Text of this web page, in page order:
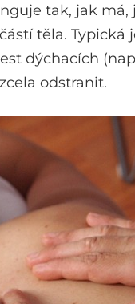
tak, jak
těla.
dýchacích
odstranit.